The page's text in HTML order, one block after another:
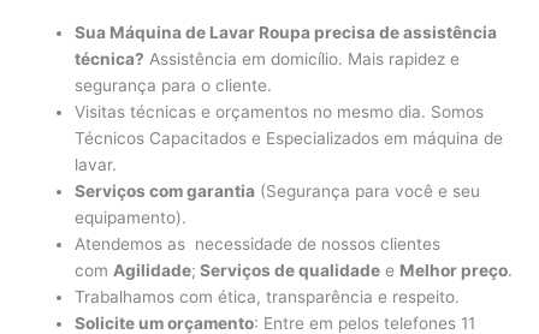
Sua Máquina de Lavar Roupa precisa de assistência
técnica? Assistência em domicílio. Mais rapidez e
segurança para o cliente.
Visitas técnicas e orçamentos no mesmo dia. Somos
Técnicos Capacitados e Especializados em máquina de
lavar.
Serviços com garantia (Segurança para você e seu
equipamento).
Atendemos as necessidade de nossos clientes
com Agilidade; Serviços de qualidade e Melhor preço.
Trabalhamos com ética, transparência e respeito.
Solicite um orçamento: Entre em pelos telefones 11